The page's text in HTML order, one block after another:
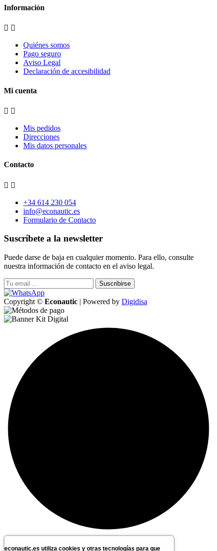
Información
 
Quiénes somos
Pago seguro
Aviso Legal
Declaración de accesibilidad
Mi cuenta
 
Mis pedidos
Direcciones
Mis datos personales
Contacto
 
+34 614 230 054
info@econautic.es
Formulario de Contacto
Suscríbete a la newsletter
Puede darse de baja en cualquier momento. Para ello, consulte
nuestra información de contacto en el aviso legal.
Suscribirse
Copyright © Econautic | Powered by Digidisa
econautic.es utiliza cookies y otras tecnologías para que